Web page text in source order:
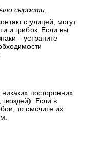
сырости.
с улицей, могут
и грибок. Если вы
– устраните
посторонних
Если в
то смочите их